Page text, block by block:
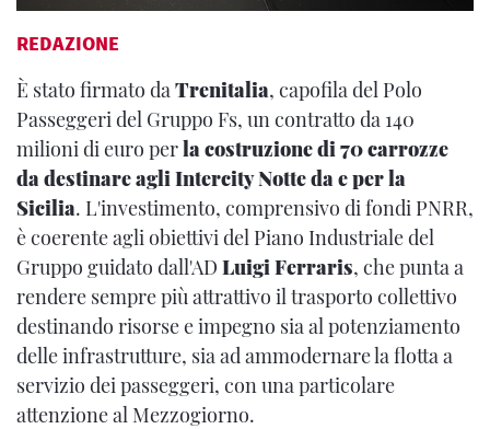
REDAZIONE
È stato firmato daTrenitalia, capofila del Polo
Passeggeri del Gruppo Fs, un contratto da 140
milioni di euro perla costruzione di 70 carrozze
da destinare agli Intercity Notte da e per la
Sicilia. L'investimento, comprensivo di fondi PNRR,
è coerente agli obiettivi del Piano Industriale del
Gruppo guidato dall'AD Luigi Ferraris, che punta a
rendere sempre più attrattivo il trasporto collettivo
destinando risorse e impegno sia al potenziamento
delle infrastrutture, sia ad ammodernare la flotta a
servizio dei passeggeri, con una particolare
attenzione al Mezzogiorno.